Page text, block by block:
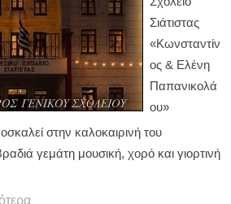
Σιάτιστας
«Κωνσταντίν
ος & Ελένη
Παπανικολά
ου»
στην καλοκαιρινή του
γεμάτη μουσική, χορό και γιορτινή